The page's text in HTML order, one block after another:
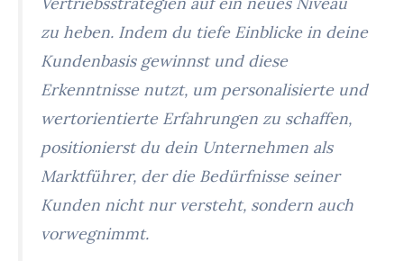
zu heben. Indem du tiefe Einblicke in deine
Kundenbasis gewinnst und diese
Erkenntnisse nutzt, um personalisierte und
wertorientierte Erfahrungen zu schaffen,
positionierst du dein Unternehmen als
Marktführer, der die Bedürfnisse seiner
Kunden nicht nur versteht, sondern auch
vorwegnimmt.